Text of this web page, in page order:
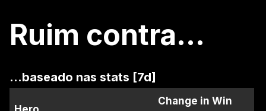
Ruim contra...
...baseado nas stats [7d]
Change in Win